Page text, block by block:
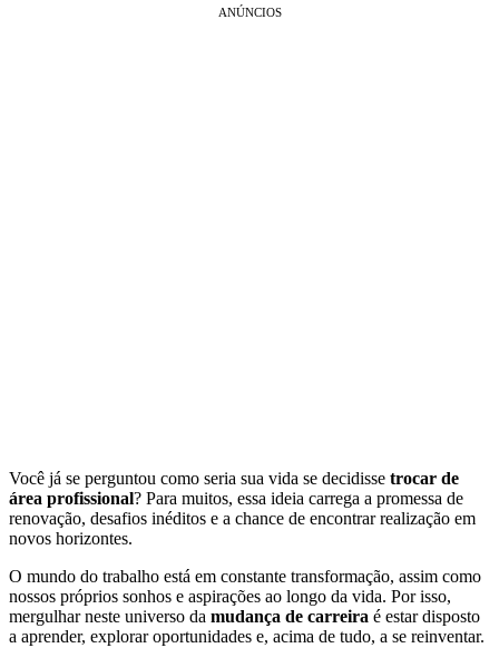
ANÚNCIOS
Você já se perguntou como seria sua vida se decidisse trocar de
área profissional? Para muitos, essa ideia carrega a promessa de
renovação, desafios inéditos e a chance de encontrar realização em
novos horizontes.
O mundo do trabalho está em constante transformação, assim como
nossos próprios sonhos e aspirações ao longo da vida. Por isso,
mergulhar neste universo da mudança de carreira é estar disposto
a aprender, explorar oportunidades e, acima de tudo, a se reinventar.